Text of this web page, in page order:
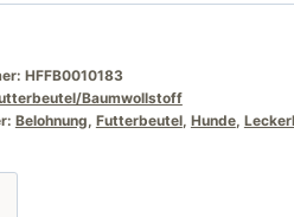
HFFB0010183
Baumwollstoff
Belohnung, Futterbeutel, Hunde,